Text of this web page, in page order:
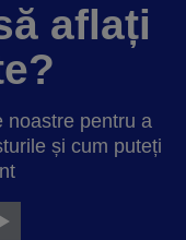
aflați
noastre pentru a
și cum puteți